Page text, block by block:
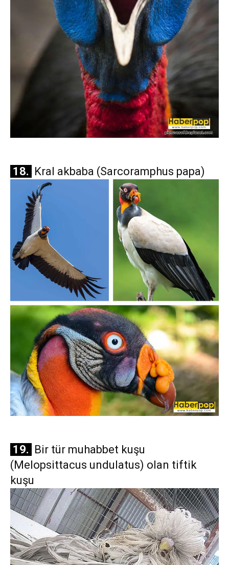
18. Kral akbaba (Sarcoramphus papa)
19. Bir tür muhabbet kuşu
(Melopsittacus undulatus) olan tiftik
kuşu